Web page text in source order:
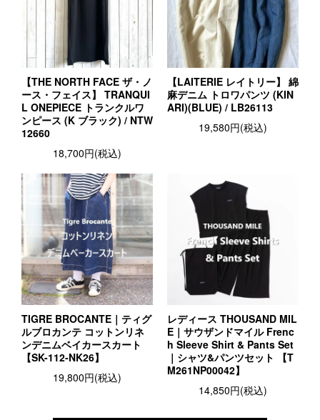
【THE NORTH FACE ザ・ノ
ース・フェイス】 TRANQUI
L ONEPIECE トランクルワ
ンピース (K ブラック) / NTW
12660
18,700円(税込)
【LAITERIE レイトリー】 綿
麻デニム トロワパンツ (KIN
ARI)(BLUE) / LB26113
19,580円(税込)
TIGRE BROCANTE｜ティグ
ルブロカンテ コットンリネ
ンデニムベイカースカート
【SK-112-NK26】
19,800円(税込)
レディース THOUSAND MIL
E｜サウザンドマイル Frenc
h Sleeve Shirt & Pants Set
｜シャツ&パンツセット 【T
M261NP00042】
14,850円(税込)